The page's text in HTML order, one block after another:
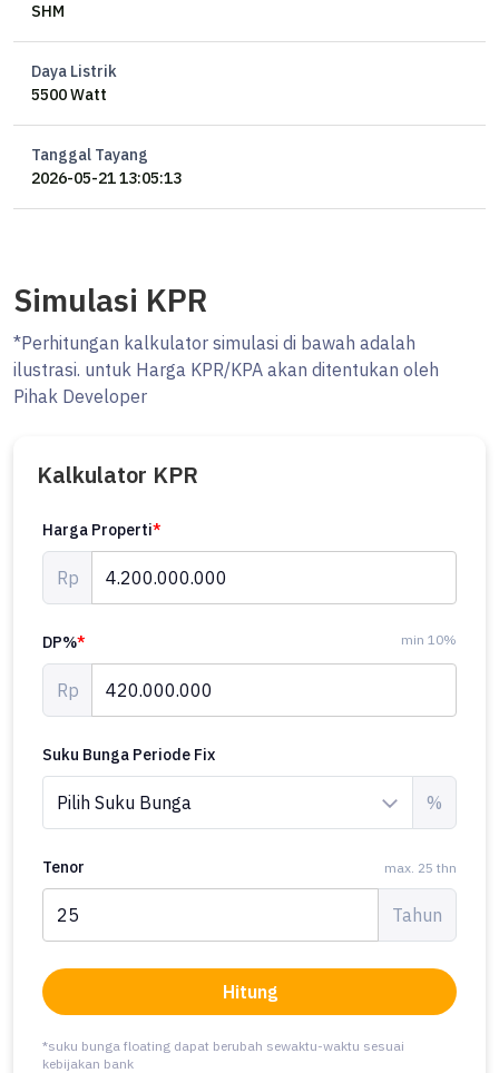
SHM
Daya Listrik
5500 Watt
Tanggal Tayang
2026-05-21 13:05:13
Simulasi KPR
*Perhitungan kalkulator simulasi di bawah adalah
ilustrasi. untuk Harga KPR/KPA akan ditentukan oleh
Pihak Developer
Kalkulator KPR
Harga Properti*
Rp
DP%* min 10%
Rp
Suku Bunga Periode Fix
%
Tenor max. 25 thn
Tahun
Hitung
*suku bunga floating dapat berubah sewaktu-waktu sesuai
kebijakan bank